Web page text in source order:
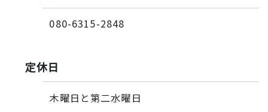
080-6315-2848
定休日
木曜日と第二水曜日